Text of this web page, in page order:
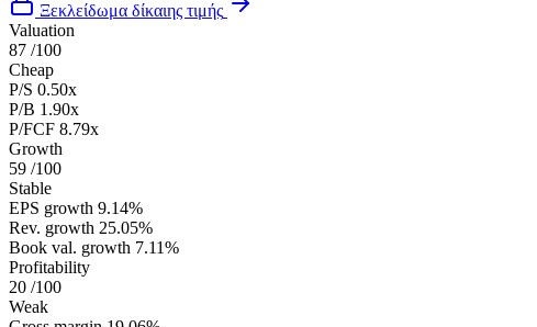
Ξεκλείδωμα δίκαιης τιμής
Valuation
87 /100
Cheap
P/S 0.50x
P/B 1.90x
P/FCF 8.79x
Growth
59 /100
Stable
EPS growth 9.14%
Rev. growth 25.05%
Book val. growth 7.11%
Profitability
20 /100
Weak